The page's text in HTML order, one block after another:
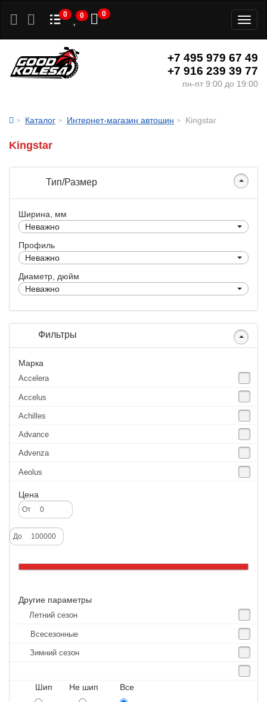
0 0 0
+7 495 979 67 49
+7 916 239 39 77
пн-пт 9:00 до 19:00
Каталог Интернет-магазин автошин Kingstar
Kingstar
Тип/Размер
Ширина, мм
Неважно
Профиль
Неважно
Диаметр, дюйм
Неважно
Фильтры
Марка
Accelera
Accelus
Achilles
Advance
Advenza
Aeolus
Agate
Agrica
Alliance
Altenzo
Altura
Amtel
Aoteli
Цена
От
До
Другие параметры
Летний сезон
Всесезонные
Зимний сезон
Шип Не шип Все